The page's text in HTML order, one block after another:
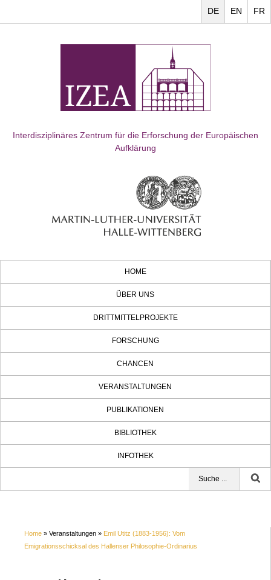
FR
EN
DE
Interdisziplinäres Zentrum für die Erforschung der Europäischen
Aufklärung
HOME
ÜBER UNS
DRITTMITTELPROJEKTE
FORSCHUNG
CHANCEN
VERANSTALTUNGEN
PUBLIKATIONEN
BIBLIOTHEK
INFOTHEK
Home » Veranstaltungen » Emil Utitz (1883-1956): Vom
Emigrationsschicksal des Hallenser Philosophie-Ordinarius